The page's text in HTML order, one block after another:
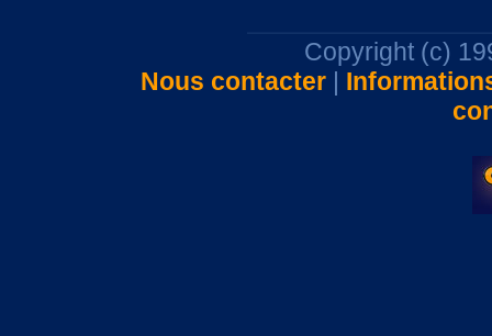
Copyright (c)
Nous contacter|